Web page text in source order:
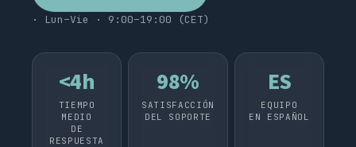
· Lun–Vie · 9:00–19:00 (CET)
<4h
TIEMPO
MEDIO
DE
RESPUESTA
98%
SATISFACCIÓN
DEL SOPORTE
ES
EQUIPO
EN ESPAÑOL